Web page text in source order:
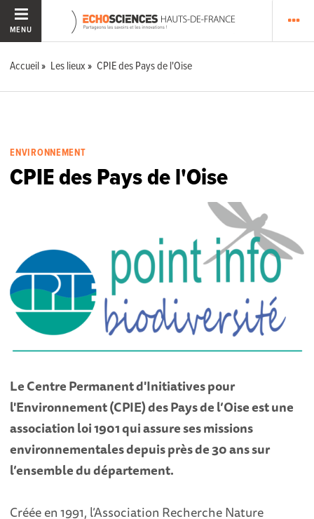
MENU
Accueil Les lieux CPIE des Pays de l'Oise
ENVIRONNEMENT
CPIE des Pays de l'Oise
Le Centre Permanent d'Initiatives pour
l'Environnement (CPIE) des Pays de l’Oise est une
association loi 1901 qui assure ses missions
environnementales depuis près de 30 ans sur
l’ensemble du département.
Créée en 1991, l’Association Recherche Nature